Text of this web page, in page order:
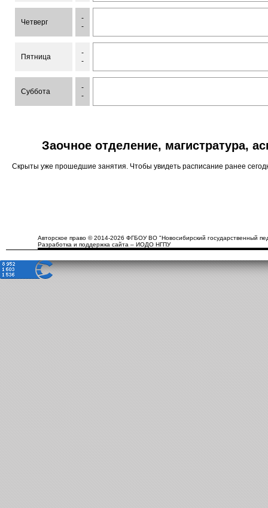
Четверг
-
-
Пятница
-
-
Суббота
-
-
Заочное отделение, магистратура,
Скрыты уже прошедшие занятия. Чтобы увидеть расписание ранее
Авторское право © 2014-2026 ФГБОУ ВО "Новосибирский государственный
Разработка и поддержка сайта – ИОДО НГПУ